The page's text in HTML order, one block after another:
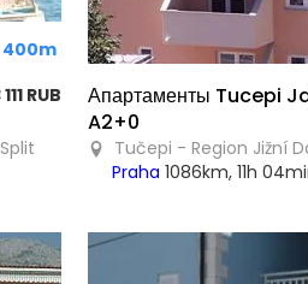
RUB
400m
Апартаменты Tucepi
A2+0
Tučepi - Region Jižní
Praha 1086km, 11h